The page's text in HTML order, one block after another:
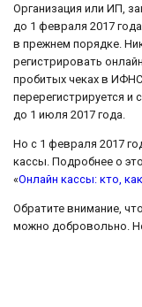
Организация или ИП,
до 1 февраля 2017
в прежнем порядке.
регистрировать
пробитых чеках в
перерегистрируется и
до 1 июля 2017 года.
Но с 1 февраля 2017
кассы. Подробнее о
«Онлайн кассы: кто,
Обратите внимание,
можно добровольно.